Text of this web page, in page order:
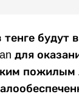
тенге будут
для
пожилым